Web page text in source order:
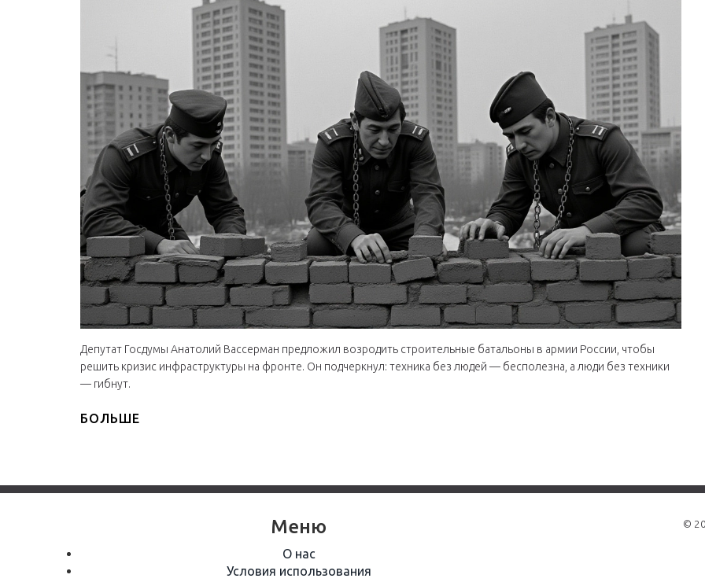
Депутат Госдумы Анатолий Вассерман предложил возродить строительные батальоны в армии России, чтобы
решить кризис инфраструктуры на фронте. Он подчеркнул: техника без людей — бесполезна, а люди без техники
— гибнут.
БОЛЬШЕ
Меню
О нас
Условия использования
©